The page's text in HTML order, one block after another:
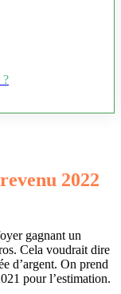
?
2022
gagnant un
Cela voudrait dire
d’argent. On prend
pour l’estimation.